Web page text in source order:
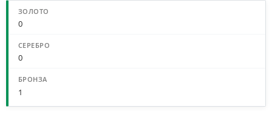
СВОДНЫЙ МЕДАЛЬНЫЙ ЗАЧЕТ
0
0
1